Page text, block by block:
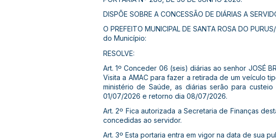
DISPÕE SOBRE A CONCESSÃO DE DIÁRIAS A
O PREFEITO MUNICIPAL DE SANTA ROSA DO
do Município:
RESOLVE:
Art. 1º Conceder 06 (seis) diárias ao senhor JOSÉ
Visita a AMAC para fazer a retirada de um veículo
ministério de Saúde, as diárias serão para
01/07/2026 e retorno dia 08/07/2026.
Art. 2º Fica autorizada a Secretaria de Finanças
concedidas ao servidor.
Art. 3º Esta portaria entra em vigor na data de sua